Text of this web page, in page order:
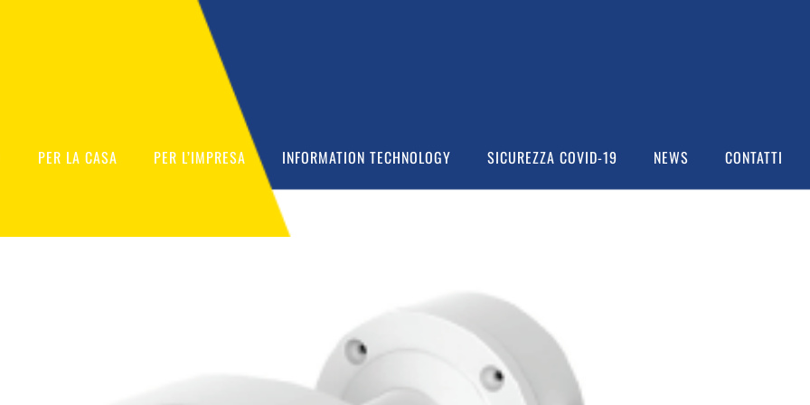
PER LA CASA PER L’IMPRESA INFORMATION TECHNOLOGY SICUREZZA COVID-19 NEWS CONTATTI